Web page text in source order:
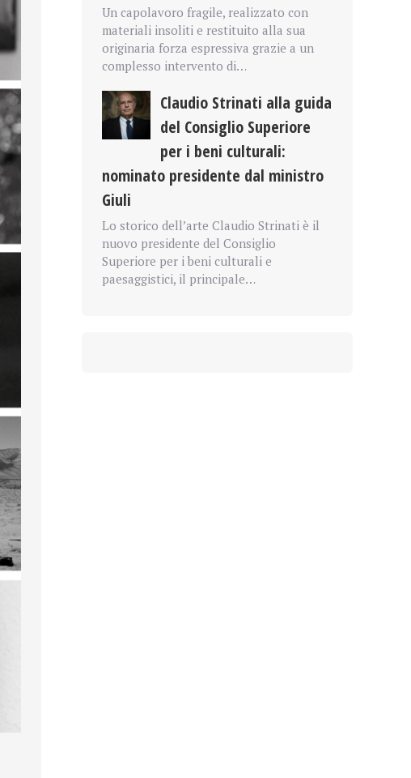
Un capolavoro fragile, realizzato con
materiali insoliti e restituito alla sua
originaria forza espressiva grazie a un
complesso intervento di…
Claudio Strinati alla guida
del Consiglio Superiore
per i beni culturali:
nominato presidente dal ministro
Giuli
Lo storico dell’arte Claudio Strinati è il
nuovo presidente del Consiglio
Superiore per i beni culturali e
paesaggistici, il principale…